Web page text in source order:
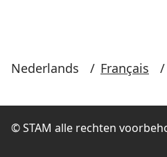
Nederlands / Français /
© STAM alle rechten